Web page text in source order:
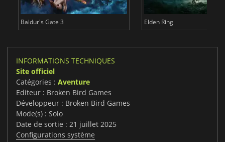
Baldur's Gate 3 Elden Ring
INFORMATIONS TECHNIQUES
Site officiel
Catégories : Aventure
Editeur : Broken Bird Games
Développeur : Broken Bird Games
Mode(s) : Solo
Date de sortie : 21 juillet 2025
Configurations système